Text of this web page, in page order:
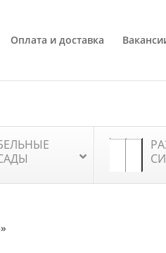
Оплата и доставка